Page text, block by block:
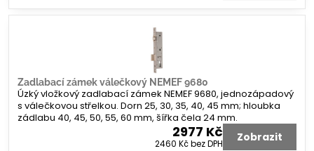
Zadlabací zámek válečkový NEMEF 9680
Úzký vložkový zadlabací zámek NEMEF 9680, jednozápadový
s válečkovou střelkou. Dorn 25, 30, 35, 40, 45 mm; hloubka
zádlabu 40, 45, 50, 55, 60 mm, šířka čela 24 mm.
2977 Kč
2460 Kčbez DPH Zobrazit